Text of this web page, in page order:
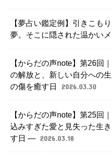
【夢占い鑑定例】引きこも
夢。そこに隠された温かい
【からだの声note】第26回
の解放と、新しい自分への
の傷を癒す日
2026.03.30
【からだの声note】第25回
込みすぎた愛と見失った生
す日 ― 2026.03.18